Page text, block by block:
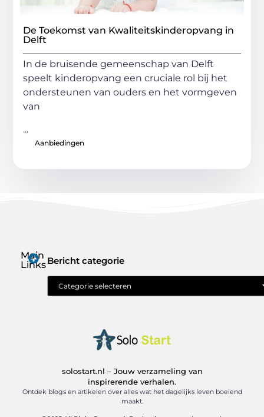
De Toekomst van Kwaliteitskinderopvang in
Delft
In de bruisende gemeenschap van Delft
speelt kinderopvang een cruciale rol bij het
ondersteunen van ouders en het vormgeven
van
...
Aanbiedingen
Main
LinksBericht categorie
solostart.nl – Jouw verzameling van
inspirerende verhalen.
Ontdek blogs en artikelen over alles wat het dagelijks leven boeiend
maakt.